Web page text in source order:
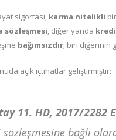
sigortası, karma nitelikli
sözleşmesi, diğer yanda
bağımsızdır; biri diğerinin
açık içtihatlar geliştirmiştir:
11. HD, 2017/2282
sözleşmesine bağlı